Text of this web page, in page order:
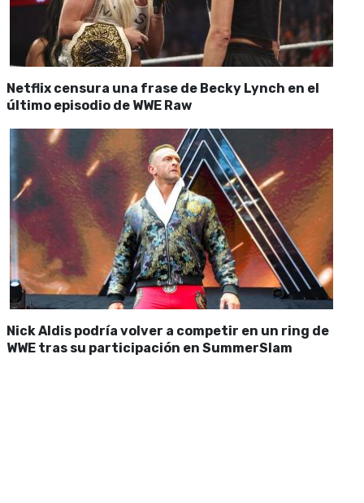
Netflix censura una frase de Becky Lynch en el
último episodio de WWE Raw
Nick Aldis podría volver a competir en un ring de
WWE tras su participación en SummerSlam